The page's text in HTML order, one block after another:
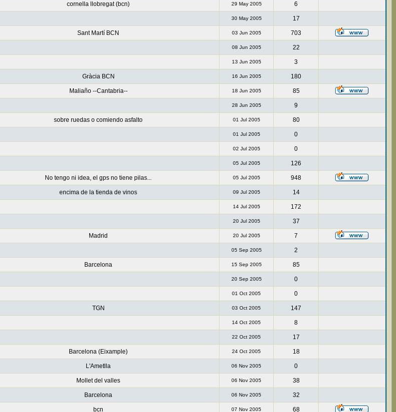
cornella llobregat (bcn) 29 May 2005 6
30 May 2005 17
Sant Martí BCN 03 Jun 2005 703
08 Jun 2005 22
13 Jun 2005 3
Gràcia BCN 16 Jun 2005 180
Maliaño --Cantabria-- 18 Jun 2005 85
28 Jun 2005 9
sobre ruedas o comiendo asfalto 01 Jul 2005 80
01 Jul 2005 0
02 Jul 2005 0
05 Jul 2005 126
No tengo ni idea, el gps no tiene pilas... 05 Jul 2005 948
encima de la tienda de vinos 09 Jul 2005 14
14 Jul 2005 172
20 Jul 2005 37
Madrid 20 Jul 2005 7
05 Sep 2005 2
Barcelona 15 Sep 2005 85
20 Sep 2005 0
01 Oct 2005 0
TGN 03 Oct 2005 147
14 Oct 2005 8
22 Oct 2005 17
Barcelona (Eixample) 24 Oct 2005 18
L'Ametlla 06 Nov 2005 0
Mollet del valles 06 Nov 2005 38
Barcelona 06 Nov 2005 32
bcn 07 Nov 2005 68